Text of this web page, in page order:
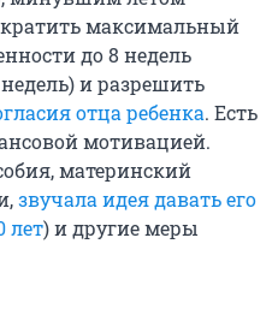
максимальный
до 8 недель
недель) и разрешить
отца ребенка. Есть
мотивацией.
материнский
звучала идея давать его
лет) и другие меры